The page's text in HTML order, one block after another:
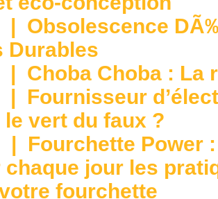
| Obsolescence
Durables
| Choba Choba : La
| Fournisseur
le vert du faux ?
| Fourchette Power
chaque jour les
fourchette